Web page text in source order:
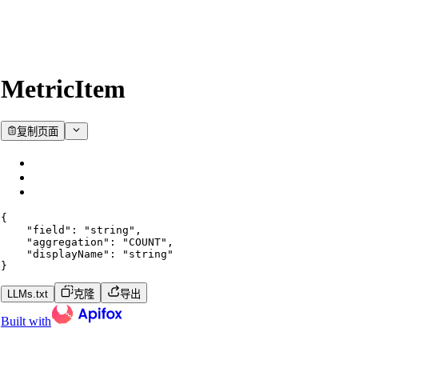
MetricItem
复制页面
{
"field" : "string" ,
"aggregation" : "COUNT" ,
"displayName" :
"string"
}
LLMs.txt 克隆 导出
Built with